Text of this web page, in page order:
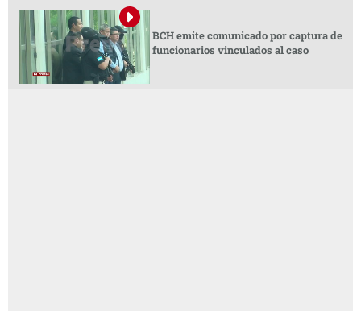
BCH emite comunicado por captura de
funcionarios vinculados al caso